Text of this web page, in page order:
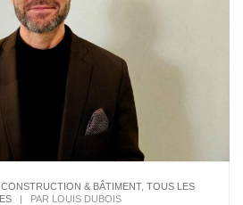
CONSTRUCTION & BÂTIMENT, TOUS LES
| PAR LOUIS DUBOIS